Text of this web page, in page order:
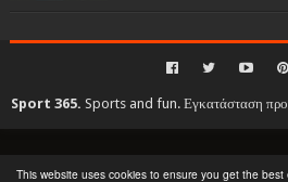
This website uses cookies to ensure you get the
Sport 365. Sports and fun. Εγκατάσταση